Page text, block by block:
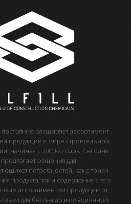
постоянно расширяет ассортимент
продукции в мире строительной
начиная с 2000-х годов. Сегодня
решения для
потребностей, как с точки
продукта, так и содержания с его
ассортиментом продукции от
для бетона до изоляционной